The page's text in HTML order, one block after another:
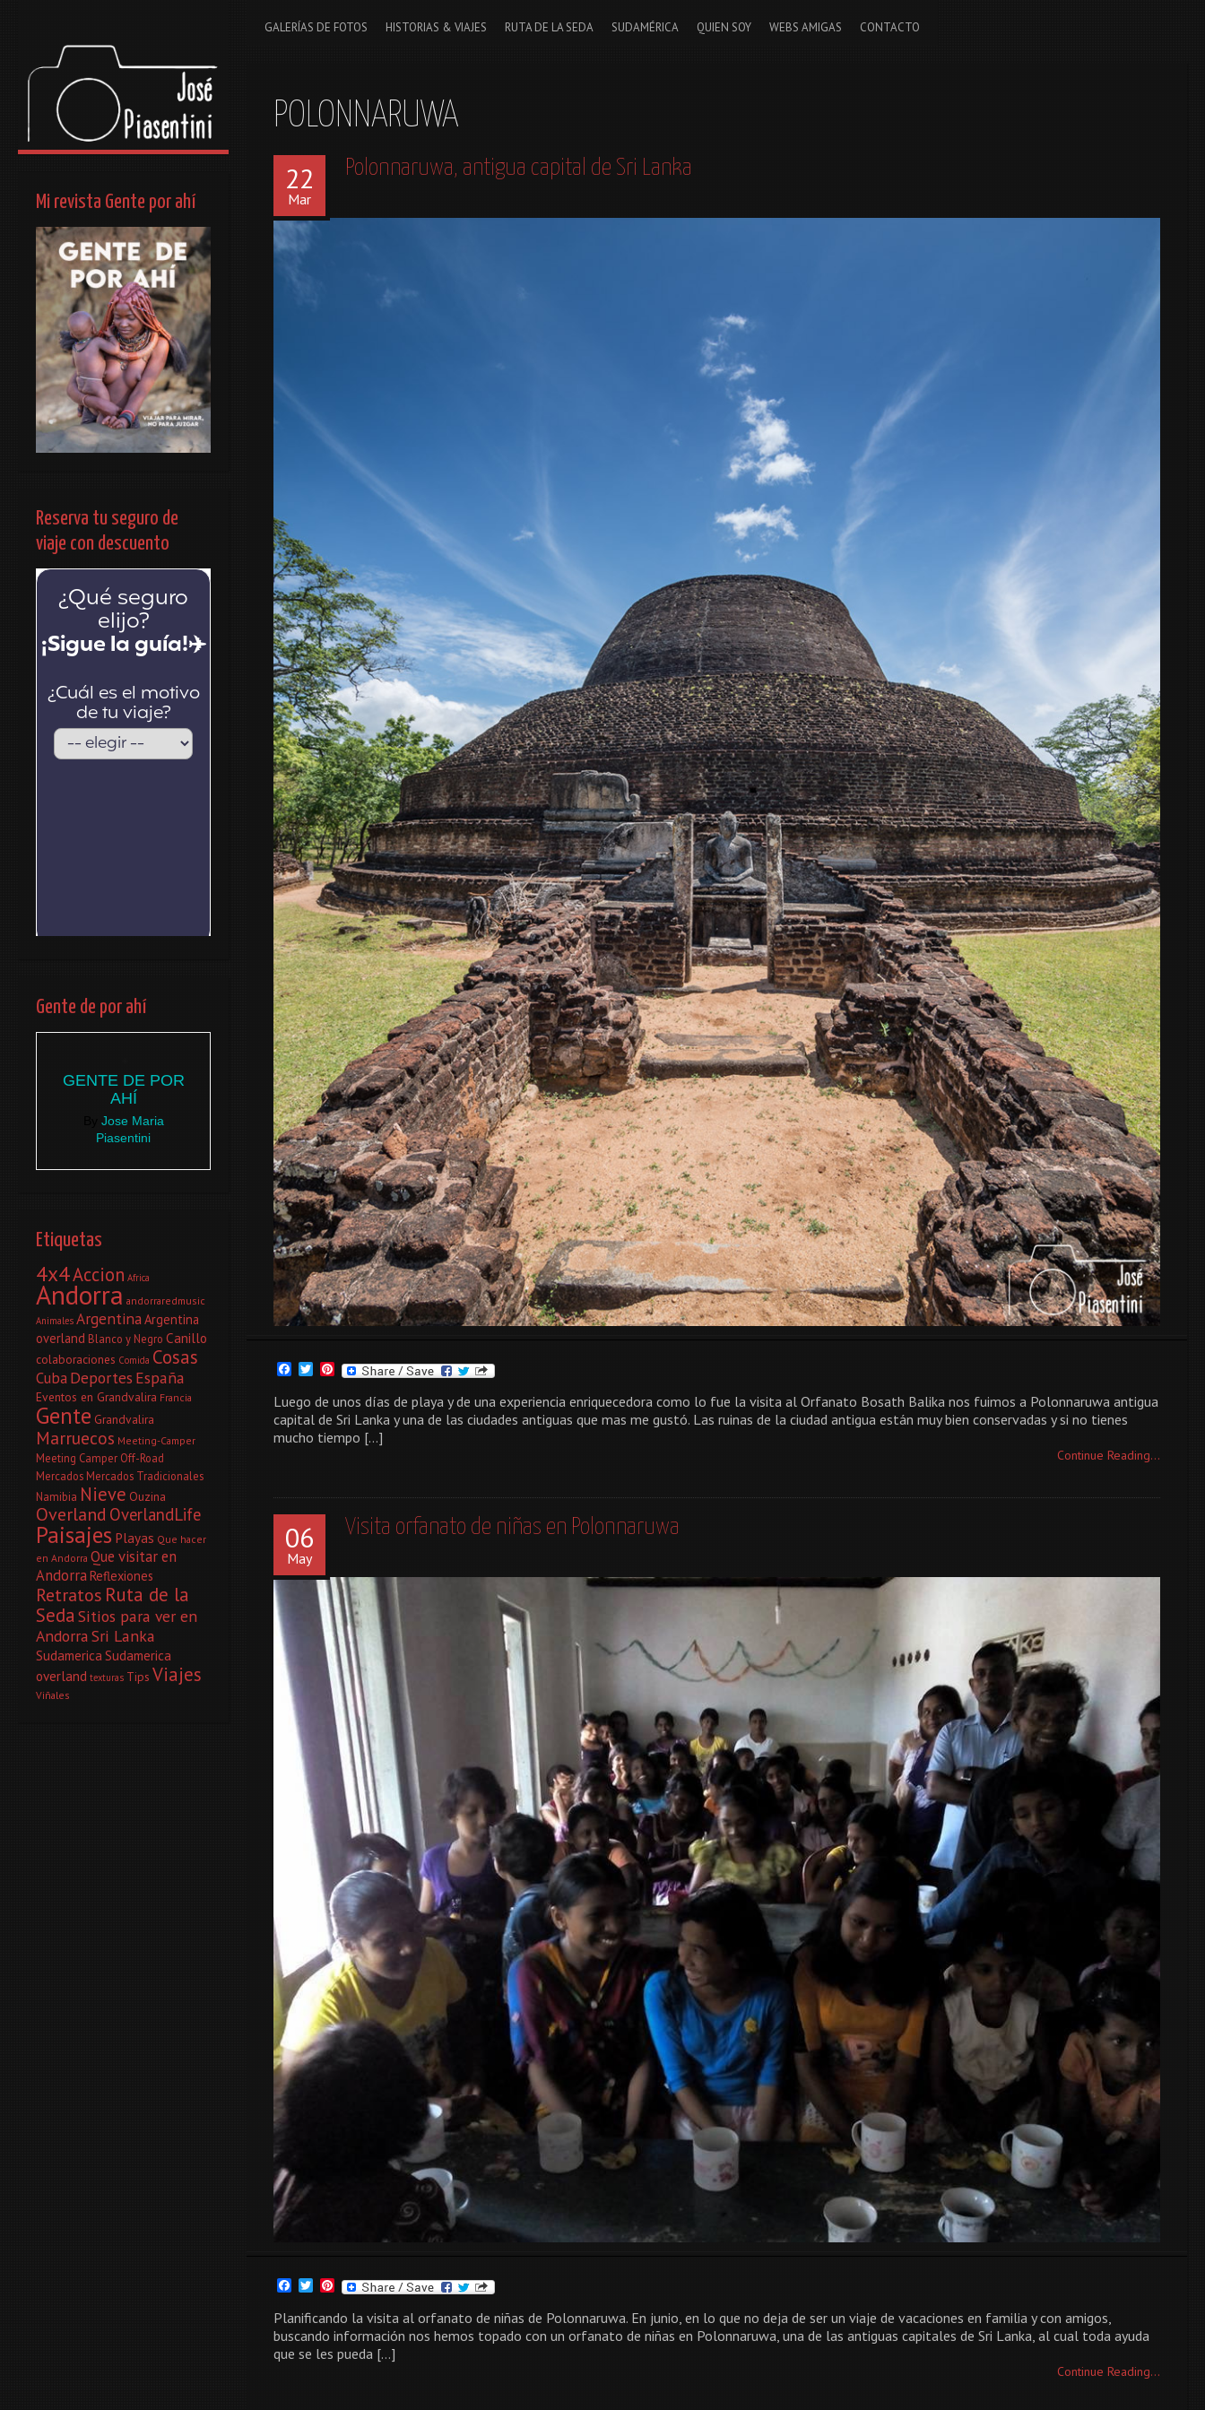
GALERÍAS DE FOTOS HISTORIAS & VIAJES RUTA DE LA SEDA SUDAMÉRICA QUIEN SOY WEBS AMIGAS CONTACTO
POLONNARUWA
22
Mar
Polonnaruwa, antigua capital de Sri Lanka
Facebook
TwitterPinterest
Luego de unos días de playa y de una experiencia enriquecedora como lo fue la visita al Orfanato Bosath Balika nos fuimos a Polonnaruwa antigua
capital de Sri Lanka y una de las ciudades antiguas que mas me gustó. Las ruinas de la ciudad antigua están muy bien conservadas y si no tienes
mucho tiempo […]
Continue Reading...
06
May
Visita orfanato de niñas en Polonnaruwa
Facebook
TwitterPinterest
Planificando la visita al orfanato de niñas de Polonnaruwa. En junio, en lo que no deja de ser un viaje de vacaciones en familia y con amigos,
buscando información nos hemos topado con un orfanato de niñas en Polonnaruwa, una de las antiguas capitales de Sri Lanka, al cual toda ayuda
que se les pueda […]
Continue Reading...
Mi revista Gente por ahí
Reserva tu seguro de
viaje con descuento
Gente de por ahí
GENTE DE POR
AHÍ
Jose Maria
Piasentini
Etiquetas
4x4Accion Africa
Andorra andorraredmusic
Animales ArgentinaArgentina
overland Blanco y Negro Canillo
colaboraciones Comida Cosas
CubaDeportes España
Eventos en Grandvalira Francia
Gente Grandvalira
Marruecos Meeting-Camper
Meeting Camper Off-Road
Mercados Mercados Tradicionales
Namibia Nieve Ouzina
Overland OverlandLife
Paisajes Playas Que hacer
en Andorra Que visitar en
AndorraReflexiones
Retratos Ruta de la
SedaSitios para ver en
AndorraSri Lanka
Sudamerica Sudamerica
overland texturas Tips Viajes
Viñales